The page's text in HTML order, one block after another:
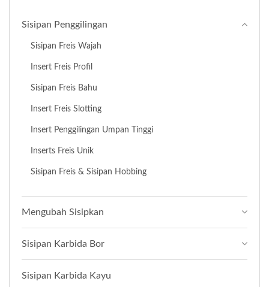
Sisipan Penggilingan
Sisipan Freis Wajah
Insert Freis Profil
Sisipan Freis Bahu
Insert Freis Slotting
Insert Penggilingan Umpan Tinggi
Inserts Freis Unik
Sisipan Freis & Sisipan Hobbing
Mengubah Sisipkan
Sisipan Karbida Bor
Sisipan Karbida Kayu